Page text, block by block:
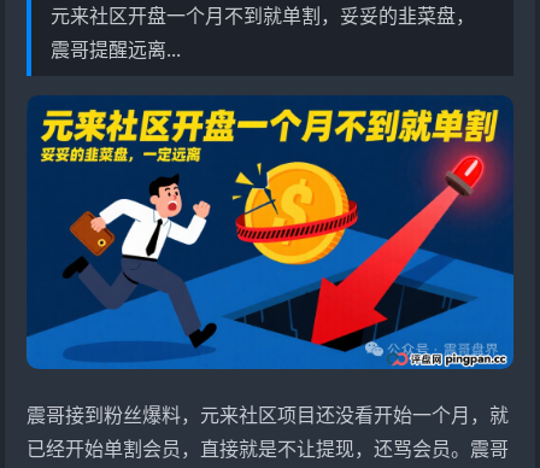
元来社区开盘一个月不到就单割，妥妥的韭菜盘，
震哥提醒远离...
震哥接到粉丝爆料， 元来社区项目还没看开始一个月，就
已经开始单割会员，直接就是不让提现，还骂会员。震哥